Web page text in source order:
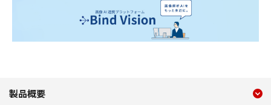
画像AI連携プラットフォー
製品概要